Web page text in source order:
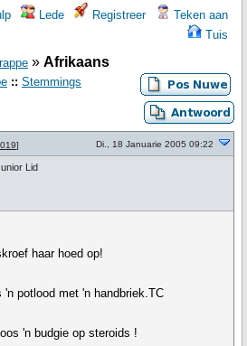
Lede Registreer
Teken aan
Tuis
» Afrikaans
:: Stemmings
] Di., 18 Januarie 2005 09:22
Lid
haar hoed op!
potlood met 'n handbriek.TC
'n budgie op steroids !